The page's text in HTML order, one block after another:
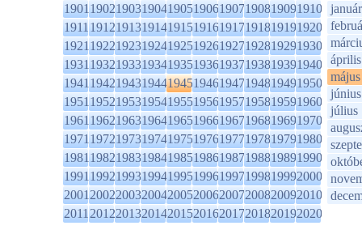
1901190219031904190519061907190819091910
1911191219131914191519161917191819191920
1921192219231924192519261927192819291930
1931193219331934193519361937193819391940
1941194219431944194519461947194819491950
1951195219531954195519561957195819591960
1961196219631964196519661967196819691970
1971197219731974197519761977197819791980
1981198219831984198519861987198819891990
1991199219931994199519961997199819992000
2001200220032004200520062007200820092010
2011201220132014201520162017201820192020
január
április
május
június
július